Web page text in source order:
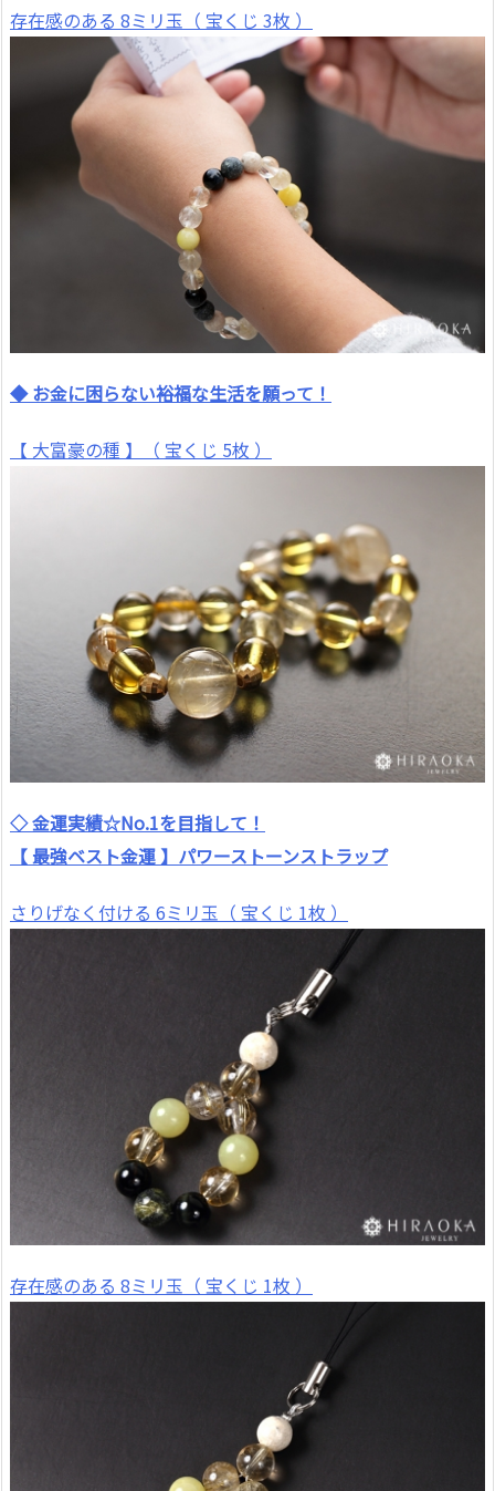
存在感のある 8ミリ玉（ 宝くじ 3枚 ）
◆ お金に困らない裕福な生活を願って！
【 大富豪の種 】（ 宝くじ 5枚 ）
◇ 金運実績☆No.1を目指して！
【 最強ベスト金運 】パワーストーンストラップ
さりげなく付ける 6ミリ玉（ 宝くじ 1枚 ）
存在感のある 8ミリ玉（ 宝くじ 1枚 ）